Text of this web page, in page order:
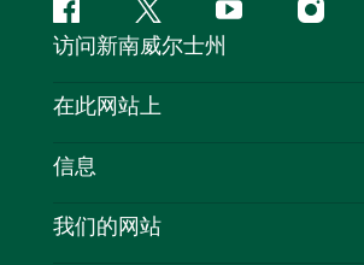
Facebook叽
叽
喳
YouTube
访问新南威尔士州
联系我们
隐私
Cookie 通知
在此网站上
目的地
新南威尔士州公路旅行
信息
旅行信息
我们的网站